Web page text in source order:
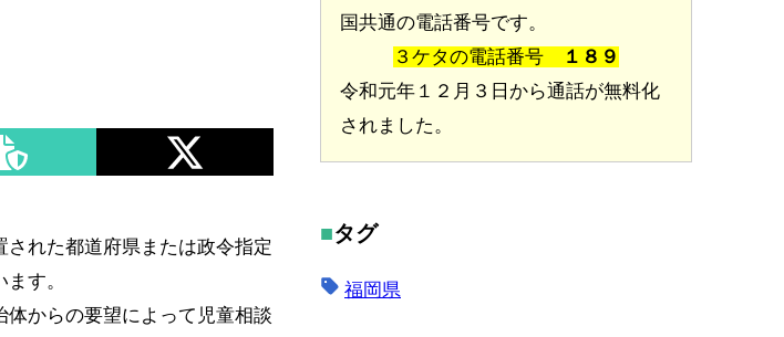
れた都道府県または政令指定
す。
からの要望によって児童相談
国共通の電話番号です。
３ケタの電話番号
１８９
令和元年１２月３日から通話が無料化
されました。
タグ
福岡県